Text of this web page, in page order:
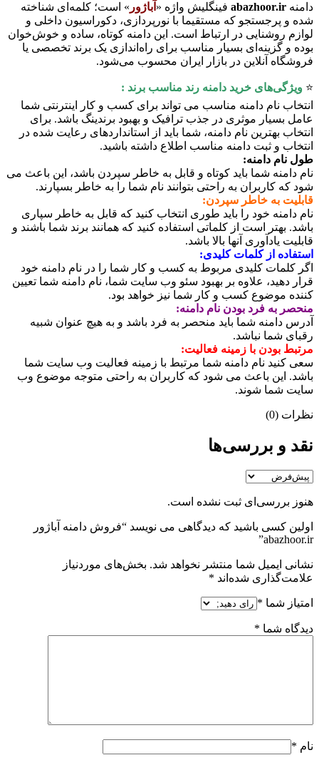
دامنه abazhoor.ir فینگلیش واژه « آباژور » است؛ کلمه‌ای شناخته
شده و پرجستجو که مستقیما با نورپردازی، دکوراسیون داخلی و
لوازم روشنایی در ارتباط است. این دامنه کوتاه، ساده و خوش‌خوان
بوده و گزینه‌ای بسیار مناسب برای راه‌اندازی یک برند تخصصی یا
فروشگاه آنلاین در بازار ایران محسوب می‌شود.
⭐️ ویژگی‌های خرید دامنه رند مناسب برند :
انتخاب نام دامنه مناسب می تواند برای کسب و کار اینترنتی شما
عامل بسیار موثری در جذب ترافیک و بهبود برندینگ باشد. برای
انتخاب بهترین نام دامنه، شما باید از استانداردهای رعایت شده در
انتخاب و ثبت دامنه مناسب اطلاع داشته باشید.
طول نام دامنه:
نام دامنه شما باید کوتاه و قابل به خاطر سپردن باشد، این باعث می
شود که کاربران به راحتی بتوانند نام شما را به خاطر بسپارند.
قابلیت به خاطر سپردن:
نام دامنه خود را باید طوری انتخاب کنید که قابل به خاطر سپاری
باشد. بهتر است از کلماتی استفاده کنید که همانند برند شما باشند و
قابلیت یادآوری آنها بالا باشد.
استفاده از کلمات کلیدی:
اگر کلمات کلیدی مربوط به کسب و کار شما را در نام دامنه خود
قرار دهید، علاوه بر بهبود سئو وب سایت شما، نام دامنه شما تعیین
کننده موضوع کسب و کار شما نیز خواهد بود.
منحصر به فرد بودن نام دامنه:
آدرس دامنه شما باید منحصر به فرد باشد و به هیچ عنوان شبیه
رقبای شما نباشد.
مرتبط بودن با زمینه فعالیت:
سعی کنید نام دامنه شما مرتبط با زمینه فعالیت وب سایت شما
باشد. این باعث می شود که کاربران به راحتی متوجه موضوع وب
سایت شما شوند.
نظرات (0)
نقد و بررسی‌ها
هنوز بررسی‌ای ثبت نشده است.
اولین کسی باشید که دیدگاهی می نویسد “فروش دامنه آباژور
abazhoor.ir”
نشانی ایمیل شما منتشر نخواهد شد. بخش‌های موردنیاز
علامت‌گذاری شده‌اند *
امتیاز شما *
دیدگاه شما *
نام *